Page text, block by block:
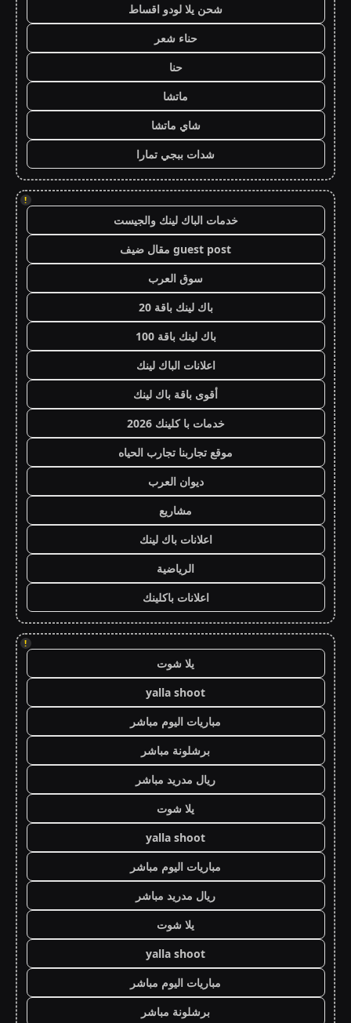
شحن يلا لودو اقساط
حناء شعر
حنا
ماتشا
شاي ماتشا
شدات ببجي تمارا
!
خدمات الباك لينك والجيست
guest post مقال ضيف
سوق العرب
باك لينك باقة 20
باك لينك باقة 100
اعلانات الباك لينك
أقوى باقة باك لينك
خدمات با كلينك 2026
موقع تجاربنا تجارب الحياه
ديوان العرب
مشاريع
اعلانات باك لينك
الرياضية
اعلانات باكلينك
!
يلا شوت
yalla shoot
مباريات اليوم مباشر
برشلونة مباشر
ريال مدريد مباشر
يلا شوت
yalla shoot
مباريات اليوم مباشر
ريال مدريد مباشر
يلا شوت
yalla shoot
مباريات اليوم مباشر
برشلونة مباشر